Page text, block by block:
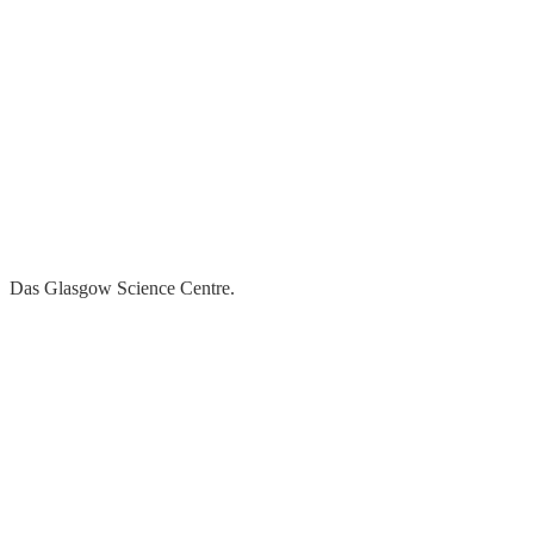
Das Glasgow Science Centre.